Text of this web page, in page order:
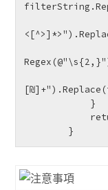
        }